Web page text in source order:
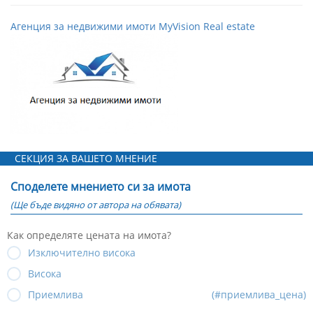
Агенция за недвижими имоти MyVision Real estate
СЕКЦИЯ ЗА ВАШЕТО МНЕНИЕ
Споделете мнението си за имота
(Ще бъде видяно от автора на обявата)
Как определяте цената на имота?
Изключително висока
Висока
Приемлива
(#приемлива_цена)